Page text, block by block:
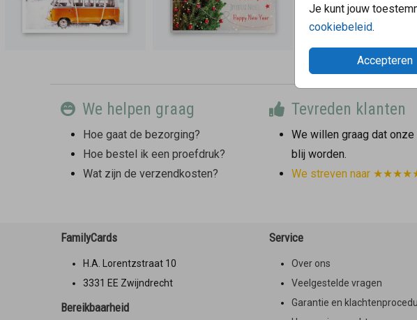
Je kunt jouw
cookiebeleid.
Accepteren
We helpen graag
Hoe gaat de bezorging?
Hoe bestel ik een proefdruk?
Wat zijn de verzendkosten?
Tevreden klanten
We willen graag dat onze
blij worden.
We streven naar
FamilyCards
H.A. Lorentzstraat 10
3331 EE Zwijndrecht
Bereikbaarheid
Service
Over ons
Veelgestelde vragen
Garantie en